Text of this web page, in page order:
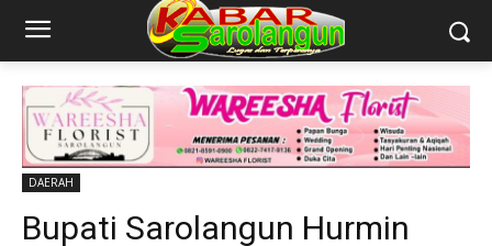
DAERAH
Bupati Sarolangun Hurmin